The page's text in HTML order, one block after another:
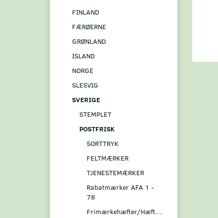
FINLAND
FÆRØERNE
GRØNLAND
ISLAND
NORGE
SLESVIG
SVERIGE
STEMPLET
POSTFRISK
SORTTRYK
FELTMÆRKER
TJENESTEMÆRKER
Rabatmærker AFA 1 -
78
Frimærkehæfter/Hæftesammentryk